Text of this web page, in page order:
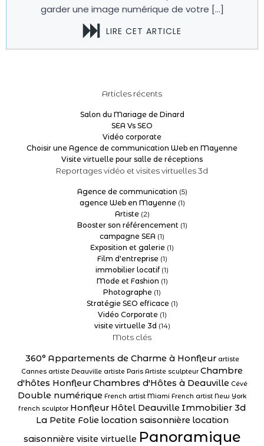
garder une image numérique de votre […]
LIRE CET ARTICLE
Articles récents
Salon du Mariage de Dinard
SEA Vs SEO
Vidéo corporate
Choisir une Agence de communication Web en Mayenne
Visite virtuelle pour salle de réceptions
Reportages vidéo et visites virtuelles 3d
Agence de communication (5)
agence Web en Mayenne(1)
Artiste(2)
Booster son référencement (1)
campagne SEA (1)
Exposition et galerie (1)
Film d'entreprise(1)
immobilier locatif(1)
Mode et Fashion (1)
Photographe (1)
Stratégie SEO efficace(1)
Vidéo Corporate(1)
visite virtuelle 3d (14)
Mots clés
360° Appartements de Charme à Honfleur artiste
Cannes artiste Deauville artiste Paris Artiste sculpteur Chambre
d'hôtes HonfleurChambres d'Hôtes à Deauville Cévé
Double numérique French artist Miami French artist New York
french sculptor Honfleur Hôtel Deauville Immobilier 3d
La Petite Folie location saisonnière location
saisonnière visite virtuelle Panoramique